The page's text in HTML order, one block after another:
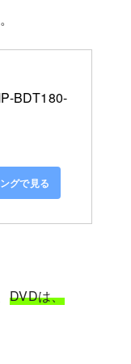
BDT180-
グで見る
DVDは、